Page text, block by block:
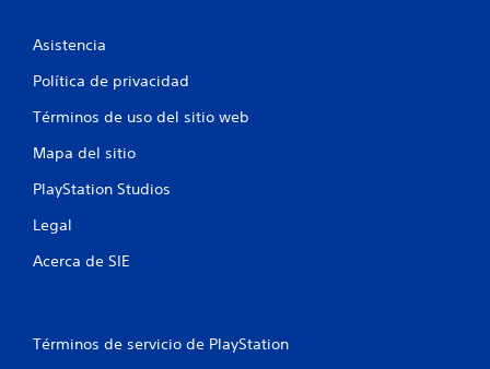
Asistencia
Política de privacidad
Términos de uso del sitio web
Mapa del sitio
PlayStation Studios
Legal
Acerca de SIE
Términos de servicio de PlayStation